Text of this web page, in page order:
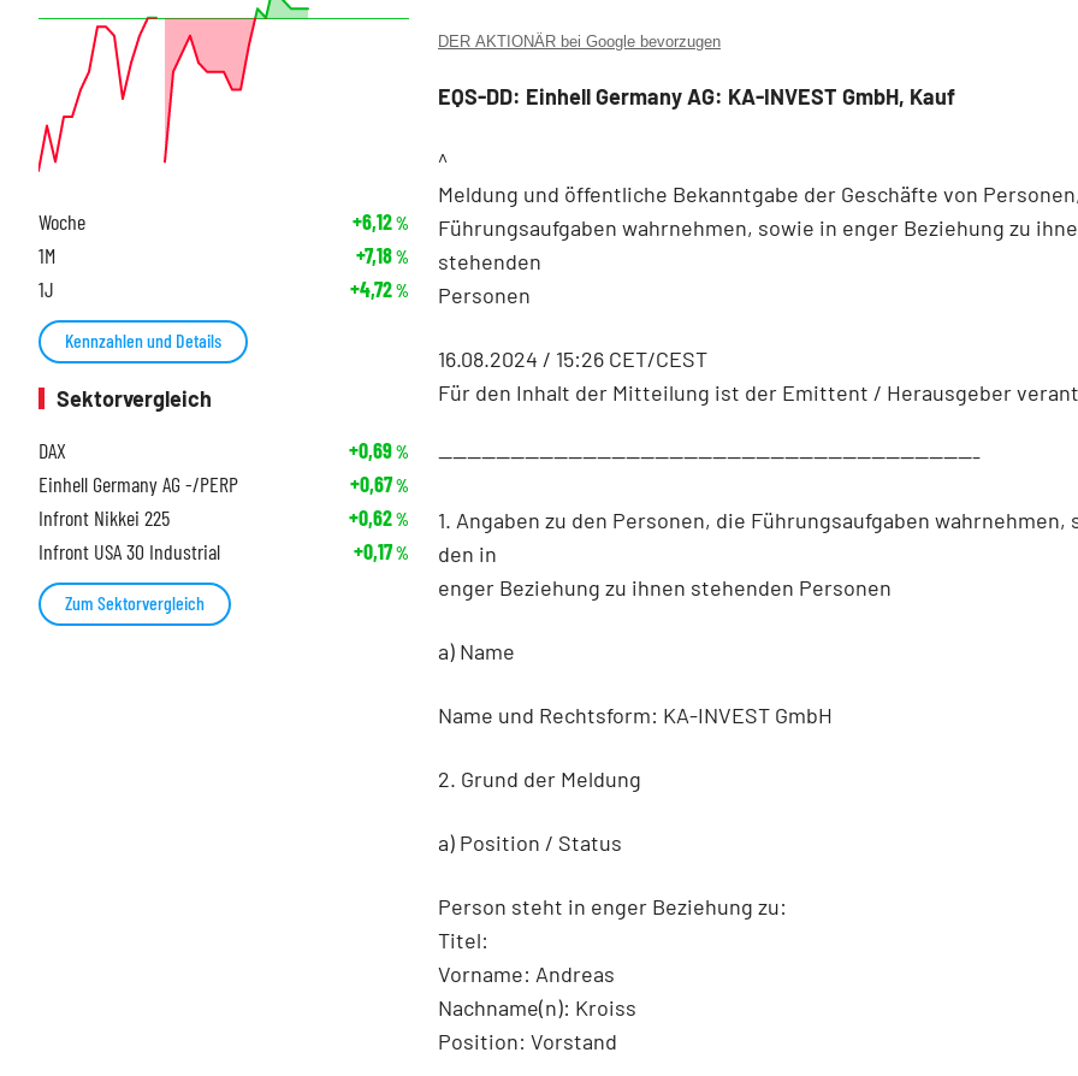
DER AKTIONÄR bei Google bevorzugen
EQS-DD: Einhell Germany AG: KA-INVEST GmbH, Kauf
^
Meldung und öffentliche Bekanntgabe der Geschäfte von
Führungsaufgaben wahrnehmen, sowie in enger Beziehung zu
stehenden
Personen
16.08.2024 / 15:26 CET/CEST
Für den Inhalt der Mitteilung ist der Emittent / Herausgeber
---------------------------------------------------------------------------
1. Angaben zu den Personen, die Führungsaufgaben wahrnehmen,
den in
enger Beziehung zu ihnen stehenden Personen
a) Name
Name und Rechtsform: KA-INVEST GmbH
2. Grund der Meldung
a) Position / Status
Person steht in enger Beziehung zu:
Titel:
Vorname: Andreas
Nachname(n): Kroiss
Position: Vorstand
Woche +6,12%
1M +7,18%
1J +4,72%
Kennzahlen und Details
Sektorvergleich
DAX
+0,69%
Einhell Germany AG -/PERP +0,67%
Infront Nikkei 225 +0,62%
Infront USA 30 Industrial +0,17%
Zum Sektorvergleich